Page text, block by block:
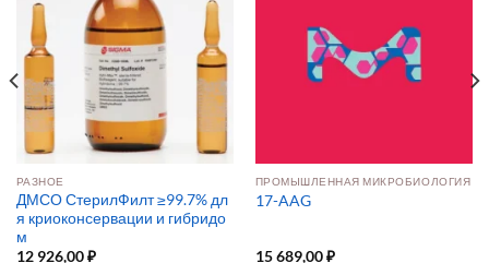
РАЗНОЕ
ДМСО СтерилФилт ≥99.7% дл
я криоконсервации и гибридо
м
12 926,00₽
ПРОМЫШЛЕННАЯ МИКРОБИОЛОГИЯ
17-AAG
15 689,00₽